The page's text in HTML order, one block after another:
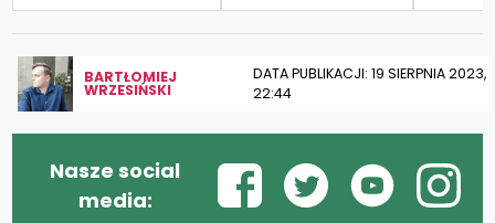
BARTŁOMIEJ
WRZESIŃSKI
DATA PUBLIKACJI: 19 SIERPNIA 2023,
22:44
Nasze social
media: